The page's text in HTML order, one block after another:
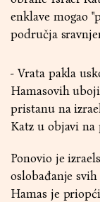
enklave mogao
područja
- Vrata pakla
Hamasovih
pristanu na
Katz u objavi
Ponovio je
oslobađanje
Hamas je